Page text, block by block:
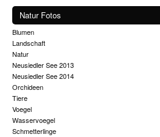
Natur Fotos
Blumen
Landschaft
Natur
Neusiedler See 2013
Neusiedler See 2014
Orchideen
Tiere
Voegel
Wasservoegel
Schmetterlinge